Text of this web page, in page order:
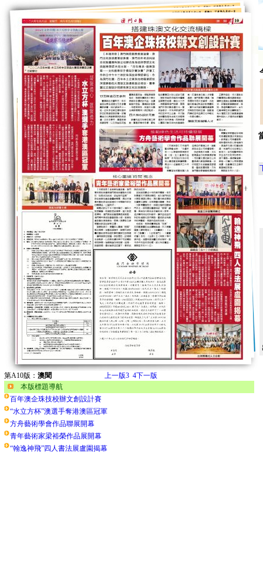
第A10版： 澳聞 上一版3 4下一版
本版標題導航
百年澳企珠技校辦文創設計賽
“水立方杯”澳選手奪港澳區冠軍
方舟藝術學會作品聯展開幕
青年藝術家梁裕榮作品展開幕
“翰逸神飛”四人書法展盧園揭幕